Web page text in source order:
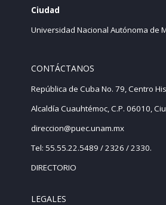
Ciudad
Universidad Nacional Autónoma de
CONTÁCTANOS
República de Cuba No. 79, Centro
Alcaldía Cuauhtémoc, C.P. 06010,
direccion@puec.unam.mx
Tel: 55.55.22.5489 / 2326 / 2330.
DIRECTORIO
LEGALES